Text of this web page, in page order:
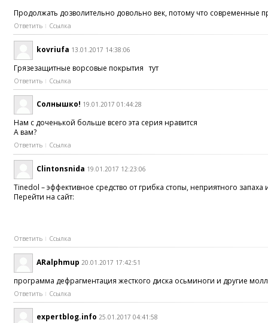
Продолжать дозволительно довольно век, потому что современные
Ответить Ссылка
kovriufa 13.01.2017 14:38:06
Грязезащитные ворсовые покрытия тут
Ответить Ссылка
Солнышко! 19.01.2017 01:44:28
Нам с доченькой больше всего эта серия нравится
А вам?
Ответить Ссылка
Clintonsnida 19.01.2017 12:23:06
Tinedol – эффективное средство от грибка стопы, неприятного запаха
Перейти на сайт:
Ответить Ссылка
ARalphmup 20.01.2017 17:42:51
программа дефрагментация жесткого диска осьминоги и другие
Ответить Ссылка
expertblog.info 25.01.2017 04:41:58